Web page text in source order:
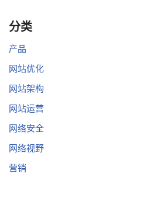
分类
产品
网站优化
网站架构
网站运营
网络安全
网络视野
营销